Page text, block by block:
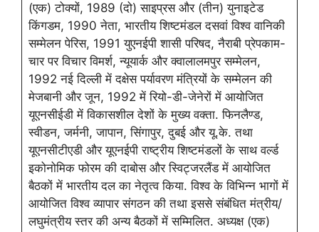
(एक) टोक्‍यों, 1989 (दो) साइप्रस और (तीन) युनाइटेड
किंगडम, 1990 नेता, भारतीय शिष्‍टमंडल दसवां विश्‍व वानिकी
सम्‍मेलन पेरिस, 1991 युएनईपी शासी परिषद, नैराबी प्रेपकाम-
चार पर विचार विमर्श, न्‍यूयार्क और क्‍वालालमपुर सम्‍मेलन,
1992 नई दिल्‍ली में दक्षेस पर्यावरण मंत्रियों के सम्‍मेलन की
मेजबानी और जून, 1992 में रियो-डी-जेनेरों में आयोजित
यूएनसीईडी में विकासशील देशों के मुख्‍य वक्ता. फिनलैण्‍ड,
स्‍वीडन, जर्मनी, जापान, सिंगापुर, दुबई और यू.के. तथा
यूएनसीटीएडी और यूएनईपी राष्‍ट्रीय शिष्‍टमंडलों के साथ वर्ल्‍ड
इकोनोमिक फोरम की दाबोस और स्विट्जरलैंड में आयोजित
बैठकों में भारतीय दल का नेतृत्‍व किया. विश्‍व के विभिन्‍न भागों में
आयोजित विश्‍व व्‍यापार संगठन की तथा इससे संबंधित मंत्रीय/
लघुमंत्रीय स्‍तर की अन्‍य बैठकों में सम्मिलित. अध्‍यक्ष (एक)